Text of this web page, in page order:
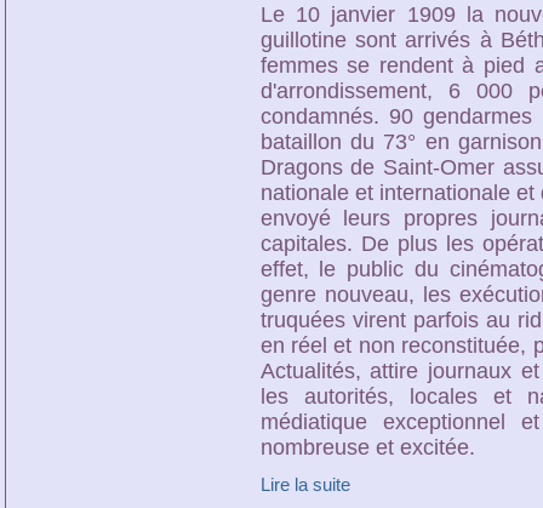
Le 10 janvier 1909 la
guillotine sont arrivés à
femmes se rendent à pied
d'arrondissement, 6 000
condamnés. 90
bataillon du 73° en
Dragons de Saint-Omer
nationale et internationale
envoyé leurs propres
capitales. De plus les
effet, le public du
genre nouveau, les
truquées virent parfois au
en réel et non reconstituée,
Actualités, attire journaux
les autorités, locales et
médiatique
nombreuse et excitée.
Lire la suite